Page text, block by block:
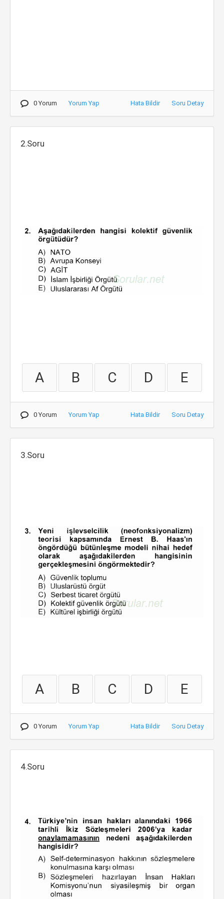
0 Yorum Yorum Yap Hata Bildir Soru Detay
2.Soru
A B C D E
0 Yorum Yorum Yap Hata Bildir Soru Detay
3.Soru
A B C D E
0 Yorum Yorum Yap Hata Bildir Soru Detay
4.Soru